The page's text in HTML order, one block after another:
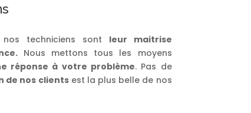
techniciens sont leur maitrise
Nous mettons tous les moyens
réponse à votre problème. Pas de
de nos clientsest la plus belle de nos